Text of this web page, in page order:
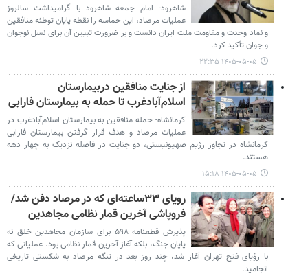
شاهرود- امام جمعه شاهرود با گرامیداشت سالروز
عملیات مرصاد، این حماسه را نقطه پایان توطئه منافقین
و نماد وحدت و مقاومت ملت ایران دانست و بر ضرورت تبیین آن برای نسل نوجوان
و جوان تأکید کرد.
۱۴۰۵-۰۵-۰۵ ۲۲:۳۵
از جنایت منافقین دربیمارستان
اسلام‌آبادغرب تا حمله به بیمارستان فارابی
کرمانشاه- حمله منافقین به بیمارستان اسلام‌آبادغرب در
عملیات مرصاد و هدف قرار گرفتن بیمارستان فارابی
کرمانشاه در تجاوز رژیم صهیونیستی، دو جنایت در فاصله نزدیک به چهار دهه
هستند.
۱۴۰۵-۰۵-۰۵ ۱۵:۱۸
رویای ۳۳ساعته‌ای که در مرصاد دفن شد/
فروپاشی آخرین قمار نظامی مجاهدین
پذیرش قطعنامه ۵۹۸ برای سازمان مجاهدین خلق نه
پایان جنگ، بلکه آغاز آخرین قمار نظامی بود. عملیاتی که
با رؤیای فتح تهران آغاز شد، چند روز بعد در تنگه مرصاد به شکستی تاریخی
انجامید.